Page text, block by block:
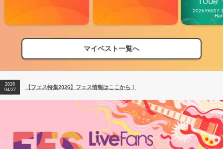
2026/08/07
マイベスト一覧へ
【フェス特集2026】フェス情報はここから！
【ライブ動員ランキング】2026年上半期編発表！
2026
04/27
【フェス特集2026】フェス情報はここから！
2026
【ライブ動員ランキング】2026年上半期編発表！